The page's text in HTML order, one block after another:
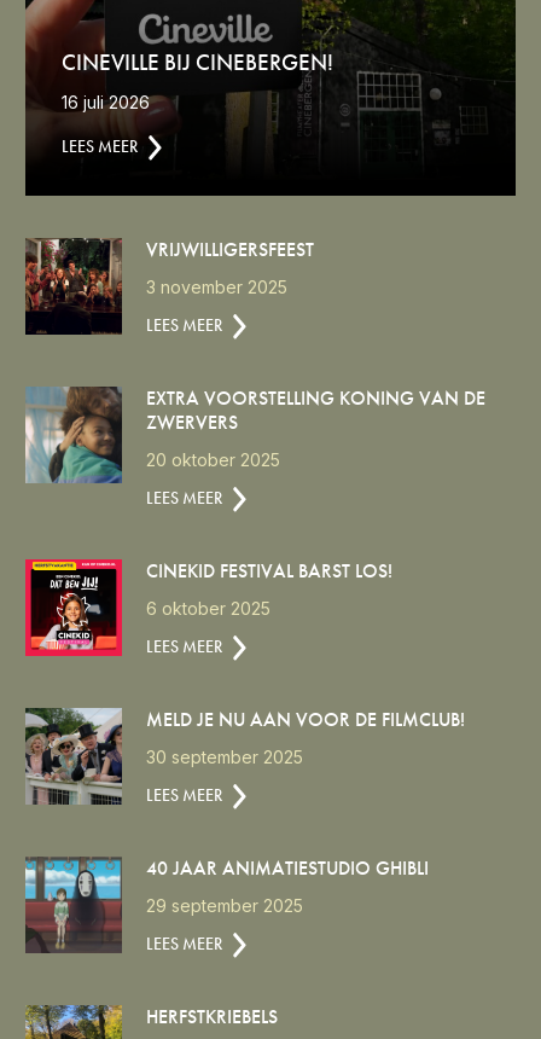
CINEVILLE BIJ CINEBERGEN!
16 juli 2026
LEES MEER
VRIJWILLIGERSFEEST
3 november 2025
LEES MEER
EXTRA VOORSTELLING KONING VAN DE
ZWERVERS
20 oktober 2025
LEES MEER
CINEKID FESTIVAL BARST LOS!
6 oktober 2025
LEES MEER
MELD JE NU AAN VOOR DE FILMCLUB!
30 september 2025
LEES MEER
40 JAAR ANIMATIESTUDIO GHIBLI
29 september 2025
LEES MEER
HERFSTKRIEBELS